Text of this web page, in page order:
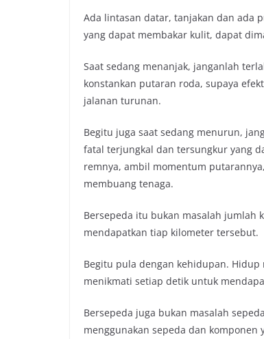
Ada lintasan datar, tanjakan dan ada
yang dapat membakar kulit, dapat
Saat sedang menanjak, janganlah
konstankan putaran roda, supaya
jalanan turunan.
Begitu juga saat sedang menurun,
fatal terjungkal dan tersungkur yang
remnya, ambil momentum
membuang tenaga.
Bersepeda itu bukan masalah jumlah
mendapatkan tiap kilometer tersebut.
Begitu pula dengan kehidupan.
menikmati setiap detik untuk
Bersepeda juga bukan masalah
menggunakan sepeda dan